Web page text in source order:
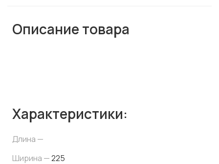
Описание товара
Характеристики:
Длина —
Ширина —225